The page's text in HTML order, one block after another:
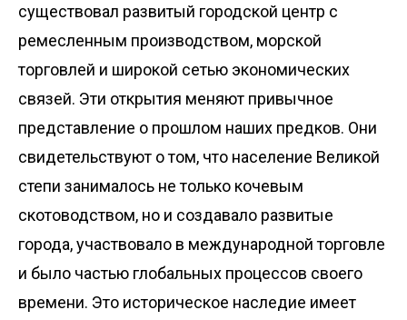
существовал развитый городской центр с
ремесленным производством, морской
торговлей и широкой сетью экономических
связей. Эти открытия меняют привычное
представление о прошлом наших предков. Они
свидетельствуют о том, что население Великой
степи занималось не только кочевым
скотоводством, но и создавало развитые
города, участвовало в международной торговле
и было частью глобальных процессов своего
времени. Это историческое наследие имеет